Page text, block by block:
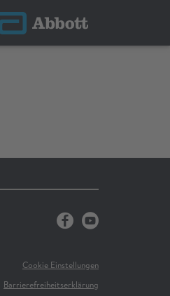
Cookie Einstellungen
Barrierefreiheitserklärung